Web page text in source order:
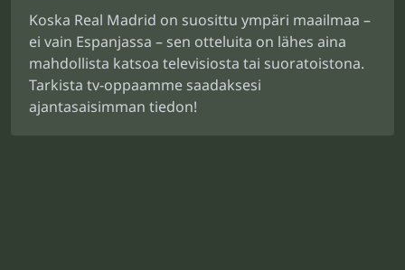
Koska Real Madrid on suosittu ympäri maailmaa –
ei vain Espanjassa – sen otteluita on lähes aina
mahdollista katsoa televisiosta tai suoratoistona.
Tarkista tv-oppaamme saadaksesi
ajantasaisimman tiedon!